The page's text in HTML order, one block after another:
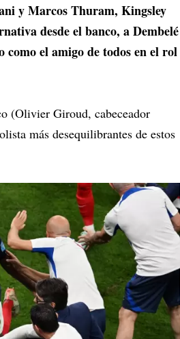
y Marcos Thuram, Kingsley
desde el banco, a Dembelé
el amigo de todos en el rol
(Olivier Giroud, cabeceador
más desequilibrantes de estos